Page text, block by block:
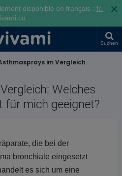
disponible en français : fr-
×
Suchen
im Vergleich
Welches
für mich geeignet?
die bei der
bronchiale eingesetzt
es sich um eine